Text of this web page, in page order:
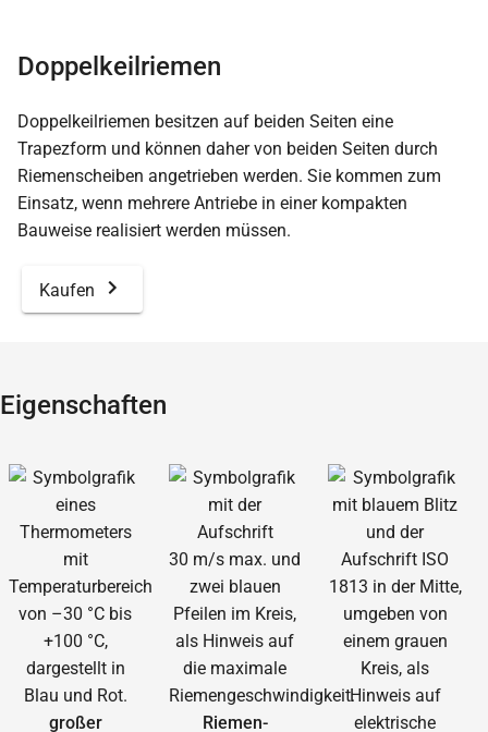
Doppelkeilriemen
Doppelkeilriemen besitzen auf beiden Seiten eine
Trapezform und können daher von beiden Seiten durch
Riemenscheiben angetrieben werden. Sie kommen zum
Einsatz, wenn mehrere Antriebe in einer kompakten
Bauweise realisiert werden müssen.
Kaufen
Eigenschaften
großer Riemen­